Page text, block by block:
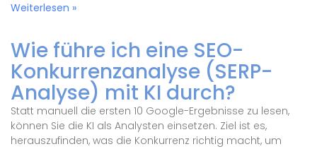
Weiterlesen »
Wie führe ich eine SEO-
Konkurrenzanalyse (SERP-
Analyse) mit KI durch?
Statt manuell die ersten 10 Google-Ergebnisse zu lesen,
können Sie die KI als Analysten einsetzen. Ziel ist es,
herauszufinden, was die Konkurrenz richtig macht, um